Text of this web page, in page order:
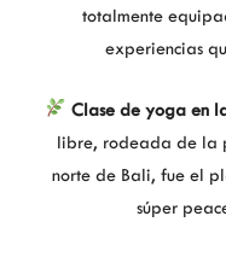
totalmente
experiencias
Clase de yoga en
libre, rodeada de la
norte de Bali, fue el
súper